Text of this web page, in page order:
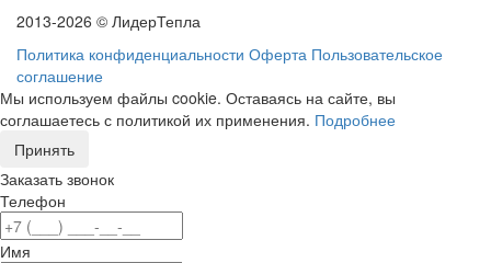
2013-2026 © ЛидерТепла
Политика конфиденциальности Оферта Пользовательское
соглашение
Мы используем файлы cookie. Оставаясь на сайте, вы
соглашаетесь с политикой их применения. Подробнее
Принять
Заказать звонок
Телефон
Имя